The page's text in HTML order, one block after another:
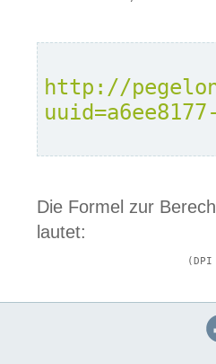
http://
Die Formel zur
lautet: